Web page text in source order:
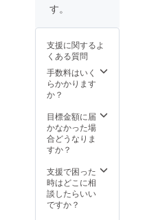
バーは
や
facebo
okで随
時発
表） 7
定。 非
売品。
す。
支援に関するよ
くある質問
手数料はいく
らかかります
か？
目標金額に届
かなかった場
合どうなりま
すか？
支援で困った
時はどこに相
談したらいい
ですか？